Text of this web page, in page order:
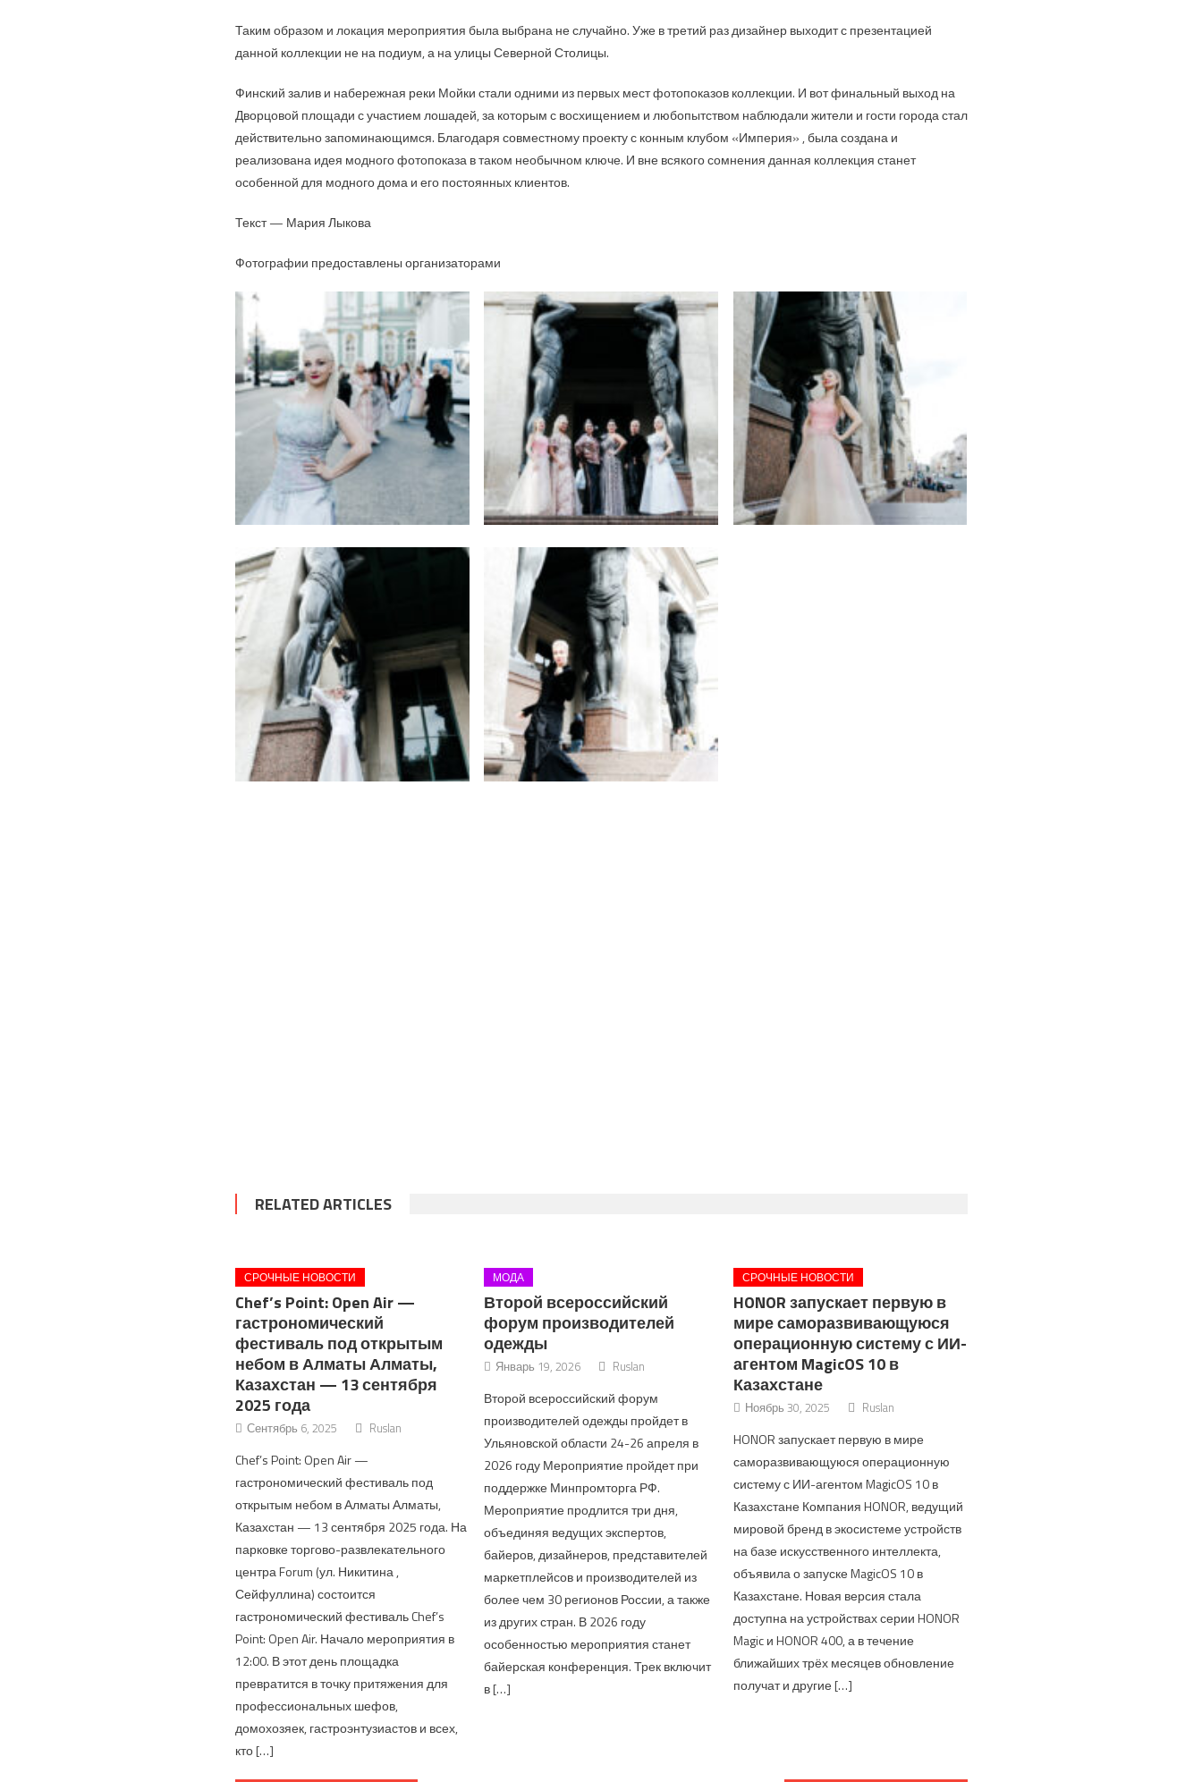
Таким образом и локация мероприятия была выбрана не случайно. Уже в третий раз дизайнер выходит с презентацией
данной коллекции не на подиум, а на улицы Северной Столицы.
Финский залив и набережная реки Мойки стали одними из первых мест фотопоказов коллекции. И вот финальный выход на
Дворцовой площади с участием лошадей, за которым с восхищением и любопытством наблюдали жители и гости города стал
действительно запоминающимся. Благодаря совместному проекту с конным клубом «Империя» , была создана и
реализована идея модного фотопоказа в таком необычном ключе. И вне всякого сомнения данная коллекция станет
особенной для модного дома и его постоянных клиентов.
Текст — Мария Лыкова
Фотографии предоставлены организаторами
RELATED ARTICLES
СРОЧНЫЕ НОВОСТИ
Chef’s Point: Open Air —
гастрономический
фестиваль под открытым
небом в Алматы Алматы,
Казахстан — 13 сентября
2025 года
Сентябрь 6, 2025 Ruslan
Chef’s Point: Open Air —
гастрономический фестиваль под
открытым небом в Алматы Алматы,
Казахстан — 13 сентября 2025 года. На
парковке торгово-развлекательного
центра Forum (ул. Никитина ,
Сейфуллина) состоится
гастрономический фестиваль Chef’s
Point: Open Air. Начало мероприятия в
12:00. В этот день площадка
превратится в точку притяжения для
профессиональных шефов,
домохозяек, гастроэнтузиастов и всех,
кто […]
МОДА
Второй всероссийский
форум производителей
одежды
Январь 19, 2026 Ruslan
Второй всероссийский форум
производителей одежды пройдет в
Ульяновской области 24-26 апреля в
2026 году Мероприятие пройдет при
поддержке Минпромторга РФ.
Мероприятие продлится три дня,
объединяя ведущих экспертов,
байеров, дизайнеров, представителей
маркетплейсов и производителей из
более чем 30 регионов России, а также
из других стран. В 2026 году
особенностью мероприятия станет
байерская конференция. Трек включит
в […]
СРОЧНЫЕ НОВОСТИ
HONOR запускает первую в
мире саморазвивающуюся
операционную систему с ИИ-
агентом MagicOS 10 в
Казахстане
Ноябрь 30, 2025 Ruslan
HONOR запускает первую в мире
саморазвивающуюся операционную
систему с ИИ-агентом MagicOS 10 в
Казахстане Компания HONOR, ведущий
мировой бренд в экосистеме устройств
на базе искусственного интеллекта,
объявила о запуске MagicOS 10 в
Казахстане. Новая версия стала
доступна на устройствах серии HONOR
Magic и HONOR 400, а в течение
ближайших трёх месяцев обновление
получат и другие […]